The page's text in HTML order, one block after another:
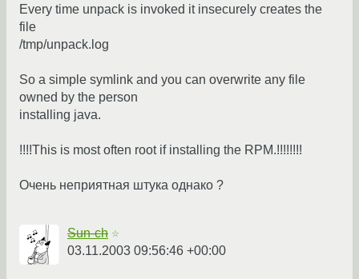
Every time unpack is invoked it insecurely creates the
file
/tmp/unpack.log
So a simple symlink and you can overwrite any file
owned by the person
installing java.
!!!!This is most often root if installing the RPM.!!!!!!!!
Очень неприятная штука однако ?
Sun-ch ☆
03.11.2003 09:56:46 +00:00